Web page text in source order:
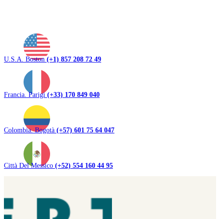
U.S.A. Boston(+1) 857 208 72 49
Francia. Parigi(+33) 170 849 040
Colombia. Bogotà (+57) 601 75 64 047
Città Del Messico (+52) 554 160 44 95